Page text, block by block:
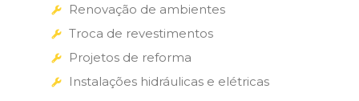
Renovação de ambientes
Troca de revestimentos
Projetos de reforma
Instalações hidráulicas e elétricas